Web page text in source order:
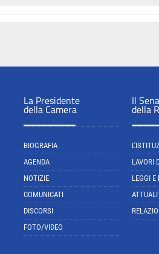
La Presidente
della Camera
BIOGRAFIA
AGENDA
NOTIZIE
COMUNICATI
DISCORSI
FOTO/VIDEO
Il
della
LAVORI
LEGGI E